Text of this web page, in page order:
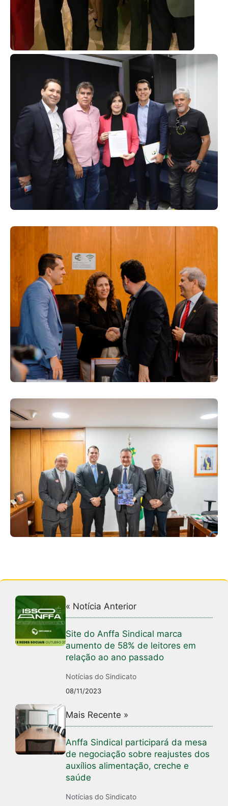
« Notícia Anterior
Site do Anffa Sindical marca
aumento de 58% de leitores em
relação ao ano passado
Notícias do Sindicato
08/11/2023
Mais Recente »
Anffa Sindical participará da mesa
de negociação sobre reajustes dos
auxílios alimentação, creche e
saúde
Notícias do Sindicato